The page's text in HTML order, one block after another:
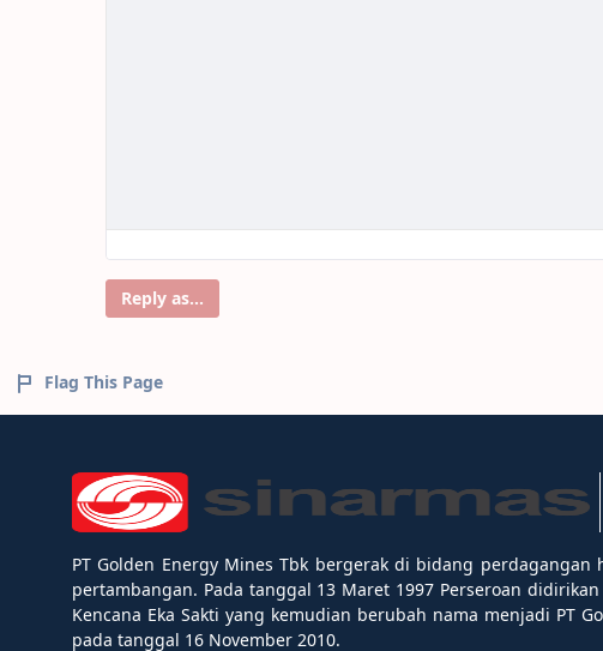
Reply as...
Flag This Page
PT Golden Energy Mines Tbk bergerak di bidang perdagangan
pertambangan. Pada tanggal 13 Maret 1997 Perseroan
Kencana Eka Sakti yang kemudian berubah nama menjadi PT
pada tanggal 16 November 2010.